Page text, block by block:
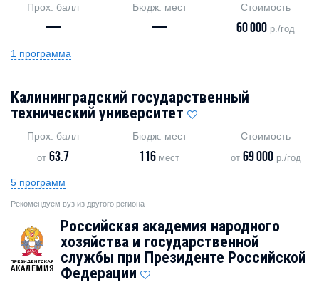
Прох. балл
—
Бюдж. мест
—
Стоимость
60 000 р./год
1 программа
Калининградский государственный
технический университет
Прох. балл
от63.7
Бюдж. мест
116 мест
Стоимость
от 69 000р./год
5 программ
Рекомендуем вуз из другого региона
Российская академия народного
хозяйства и государственной
службы при Президенте Российской
Федерации